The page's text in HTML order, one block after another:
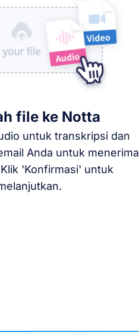
file ke Notta
untuk transkripsi dan
Anda untuk menerima
'Konfirmasi' untuk